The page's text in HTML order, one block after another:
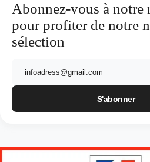
Abonnez-vous à notre
pour profiter de notre
sélection
mail